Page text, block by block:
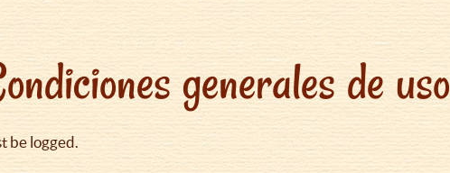
generales de uso
be logged.